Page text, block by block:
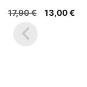
17,90€
Original
13,00€